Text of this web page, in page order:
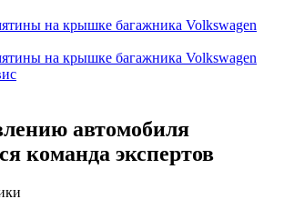
автомобиля
команда экспертов